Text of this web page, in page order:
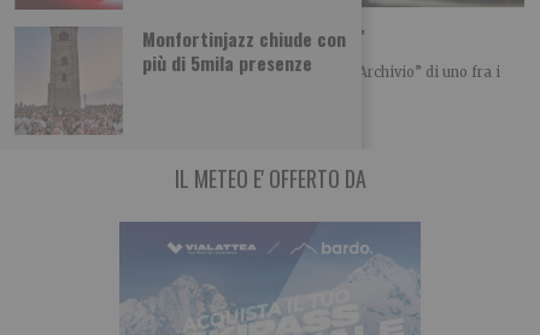
Monfortinjazz chiude con
più di 5mila presenze
“Mario Dondero. Inediti”. Al “Forte di Bard”
Le fotografie inedite, in bianco e nero, tratte dall’“Archivio” di uno fra i
IL METEO E' OFFERTO DA